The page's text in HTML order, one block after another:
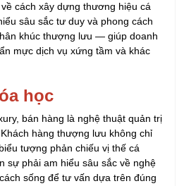
cách xây dựng thương hiệu cá
sâu sắc tư duy và phong cách
khúc thượng lưu — giúp doanh
mực dịch vụ xứng tầm và khác
học
bán hàng là nghệ thuật quản trị
hàng thượng lưu không chỉ
tượng phản chiếu vị thế cá
sự phải am hiểu sâu sắc về nghệ
sống để tư vấn dựa trên đúng